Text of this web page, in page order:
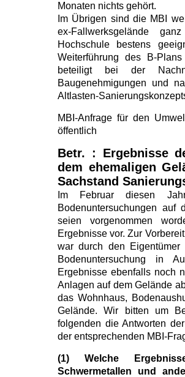
Monaten nichts gehört.
Im Übrigen sind die MBI
ex-Fallwerksgelände
Hochschule bestens
Weiterführung des B-
beteiligt bei der
Baugenehmigungen und
Altlasten-
MBI-Anfrage für den
öffentlich
Betr. : Ergebnisse
dem ehemaligen
Sachstand
Im Februar diesen
Bodenuntersuchungen auf
seien vorgenommen
Ergebnisse vor. Zur
war durch den
Bodenuntersuchung in
Ergebnisse ebenfalls noch
Anlagen auf dem Gelände
das Wohnhaus,
Gelände. Wir bitten um
folgenden die Antworten
der entsprechenden MBI-
(1) Welche
Schwermetallen und